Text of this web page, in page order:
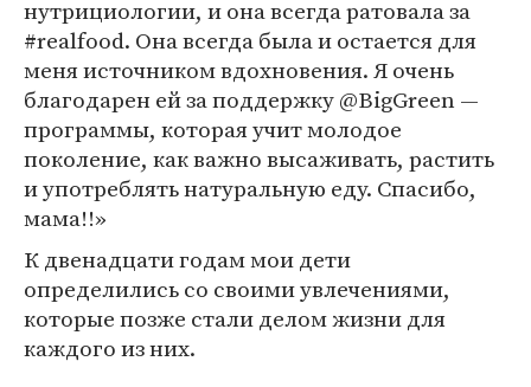
нутрициологии, и она всегда ратовала за
#realfood. Она всегда была и остается для
меня источником вдохновения. Я очень
благодарен ей за поддержку @BigGreen —
программы, которая учит молодое
поколение, как важно высаживать, растить
и употреблять натуральную еду. Спасибо,
мама!!»
К двенадцати годам мои дети
определились со своими увлечениями,
которые позже стали делом жизни для
каждого из них.